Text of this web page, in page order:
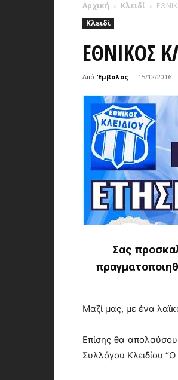
Αρχική Κλειδί
Κλειδί
ΕΘΝΙΚΟΣ
Από Έμβολος - 15/12/2016
Σας
Μαζί μας, με ένα
Επίσης θα
Συλλόγου Κλειδίου “Ο